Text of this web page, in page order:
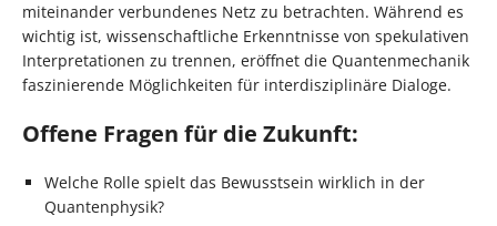
miteinander verbundenes Netz zu betrachten. Während es
wichtig ist, wissenschaftliche Erkenntnisse von spekulativen
Interpretationen zu trennen, eröffnet die Quantenmechanik
faszinierende Möglichkeiten für interdisziplinäre Dialoge.
Offene Fragen für die Zukunft:
Welche Rolle spielt das Bewusstsein wirklich in der
Quantenphysik?